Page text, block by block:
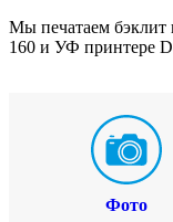
Мы печатаем бэклит
160 и УФ принтере
Фото